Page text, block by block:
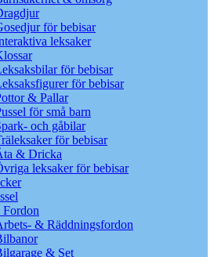
för bebisar
leksaker
för bebisar
för bebisar
& Pallar
för små barn
och gåbilar
för bebisar
& Dricka
leksaker för bebisar
& Räddningsfordon
& Set